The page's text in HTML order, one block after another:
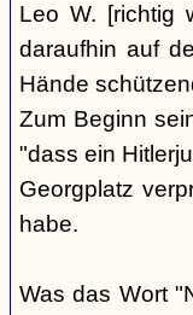
Leo W. [richtig
daraufhin auf
Hände
Zum Beginn
"dass ein
Georgplatz
habe.
Was das Wort